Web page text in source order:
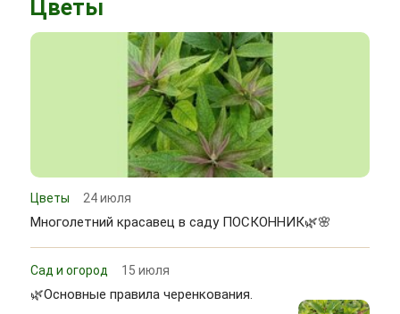
Цветы
Цветы 24 июля
Многолетний красавец в саду ПОСКОННИК🌿🌸
Сад и огород 15 июля
🌿Основные правила черенкования.